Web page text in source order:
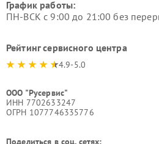
График работы:
ПН-ВСК с 9:00 до 21:00 без
Рейтинг сервисного центра
4.9-5.0
ООО "Русервис"
ИНН 7702633247
ОГРН 1077746335776
Поделиться в соц. сетях: